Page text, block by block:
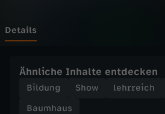
a
k
Details
Ähnliche Inhalte entdecken
Bildung Show lehrreich
Baumhaus